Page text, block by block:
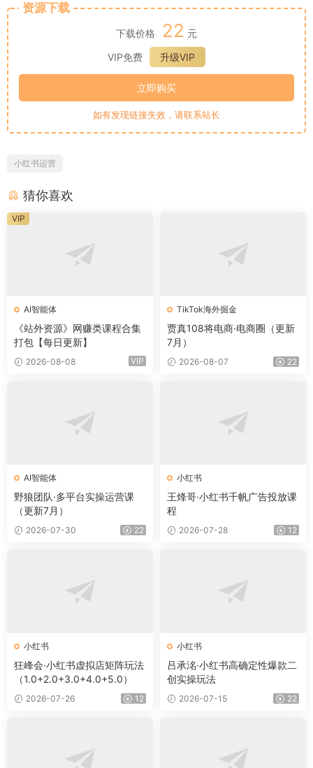
资源下载
下载价格 22 元
VIP免费
升级VIP
立即购买
如有发现链接失效，请联系站长
小红书运营
猜你喜欢
AI智能体
《站外资源》网赚类课程合集
打包【每日更新】
2026-08-08 VIP
VIP
TikTok海外掘金
贾真108将电商·电商圈（更新
7月）
2026-08-07 22
AI智能体
野狼团队·多平台实操运营课
（更新7月）
2026-07-30 22
小红书
王烽哥·小红书千帆广告投放课
程
2026-07-28 12
小红书
狂峰会·小红书虚拟店矩阵玩法
（1.0+2.0+3.0+4.0+5.0）
2026-07-26 12
小红书
吕承洺·小红书高确定性爆款二
创实操玩法
2026-07-15 22